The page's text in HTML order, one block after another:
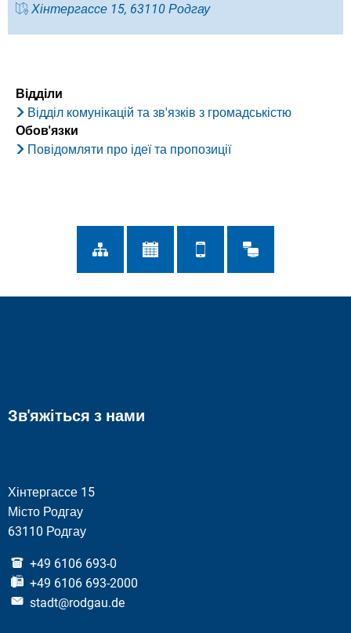
Хінтергассе 15, 63110 Родгау
Відділи
Відділ комунікацій та зв'язків з громадськістю
Обов'язки
Повідомляти про ідеї та пропозиції
Зв'яжіться з нами
Хінтергассе 15
Місто Родгау
63110 Родгау
+49 6106 693-0
+49 6106 693-2000
stadt@rodgau.de